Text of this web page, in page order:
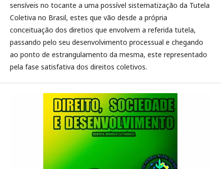
sensíveis no tocante a uma possível sistematização da Tutela
Coletiva no Brasil, estes que vão desde a própria
conceituação dos diretios que envolvem a referida tutela,
passando pelo seu desenvolvimento processual e chegando
ao ponto de estrangulamento da mesma, este representado
pela fase satisfativa dos direitos coletivos.